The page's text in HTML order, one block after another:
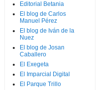
Editorial Betania
El blog de Carlos
Manuel Pérez
El blog de Iván de la
Nuez
El blog de Josan
Caballero
El Exegeta
El Imparcial Digital
El Parque Trillo